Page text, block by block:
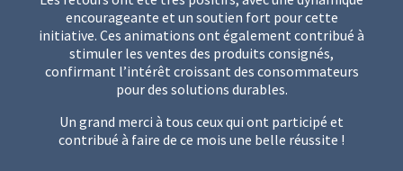
encourageante et un soutien fort pour cette
initiative. Ces animations ont également contribué à
stimuler les ventes des produits consignés,
confirmant l’intérêt croissant des consommateurs
pour des solutions durables.
Un grand merci à tous ceux qui ont participé et
contribué à faire de ce mois une belle réussite !